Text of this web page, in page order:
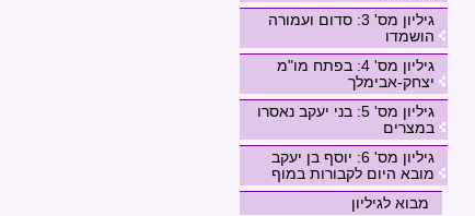
גיליון מס' 3: סדום ועמורה
הושמדו
גיליון מס' 4: בפתח מו"מ
יצחק-אבימלך
גיליון מס' 5: בני יעקב נאסרו
במצרים
גיליון מס' 6: יוסף בן יעקב
מובא היום לקבורות במוף
מבוא לגיליון